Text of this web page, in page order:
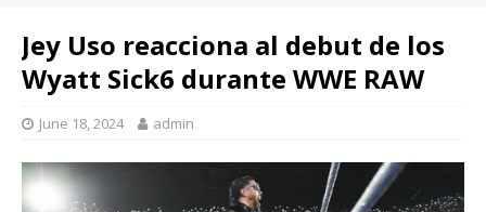
Jey Uso reacciona al debut de los
Wyatt Sick6 durante WWE RAW
June 18, 2024 admin